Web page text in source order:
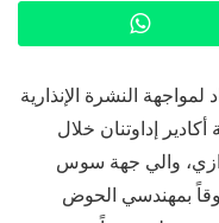
النشرة الإنذارية
إداوتنان خلال
والي جهة سوس
بمهندسي الحوض